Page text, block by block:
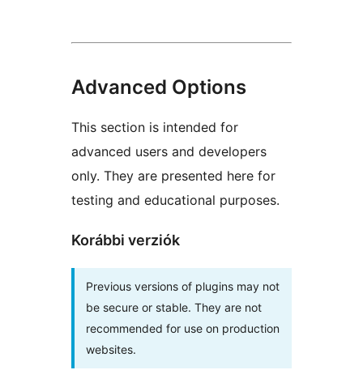
Advanced Options
This section is intended for
advanced users and developers
only. They are presented here for
testing and educational purposes.
Korábbi verziók
Previous versions of plugins may not
be secure or stable. They are not
recommended for use on production
websites.